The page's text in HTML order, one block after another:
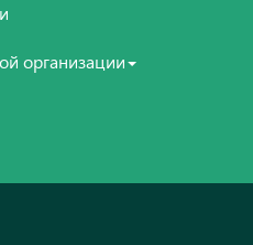
организации